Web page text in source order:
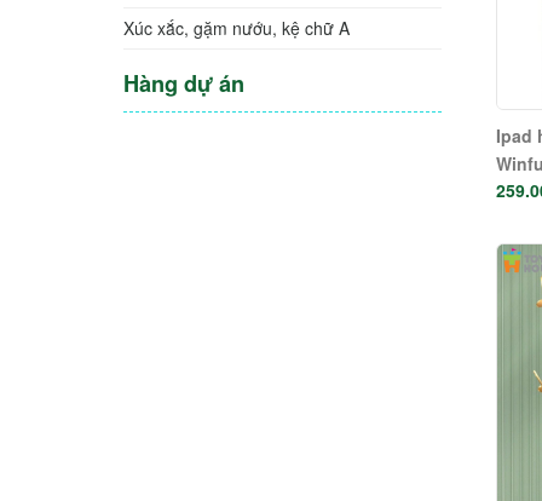
Ipad
Xúc xắc, gặm nướu, kệ chữ A
Hàng dự án